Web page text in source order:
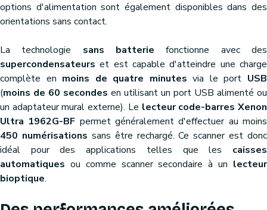
options d'alimentation sont également disponibles dans des
orientations sans contact.
La technologie sans batterie fonctionne avec des
supercondensateurs et est capable d'atteindre une charge
complète en moins de quatre minutes via le port USB
(moins de 60 secondes en utilisant un port USB alimenté ou
un adaptateur mural externe). Le lecteur code-barres Xenon
Ultra 1962G-BF permet généralement d'effectuer au moins
450 numérisations sans être rechargé. Ce scanner est donc
idéal pour des applications telles que les caisses
automatiques ou comme scanner secondaire à un lecteur
bioptique.